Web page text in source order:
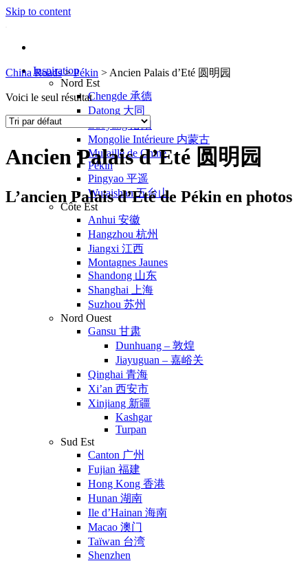
Skip to content
Inspiration
Nord Est
Chengde 承德
Datong 大同
Luoyang 洛阳
Mongolie Intérieure 内蒙古
Muraille de Chine
Pékin
Pingyao 平遥
Wutaishan 五台山
Côte Est
Anhui 安徽
Hangzhou 杭州
Jiangxi 江西
Montagnes Jaunes
Shandong 山东
Shanghai 上海
Suzhou 苏州
Nord Ouest
Gansu 甘肃
Dunhuang – 敦煌
Jiayuguan – 嘉峪关
Qinghai 青海
Xi’an 西安市
Xinjiang 新疆
Kashgar
Turpan
Sud Est
Canton 广州
Fujian 福建
Hong Kong 香港
Hunan 湖南
Ile d’Hainan 海南
Macao 澳门
Taïwan 台湾
Shenzhen
China Roads > Pékin > Ancien Palais d’Eté 圆明园
Voici le seul résultat
Ancien Palais d’Eté 圆明园
L’ancien Palais d’Eté de Pékin en photos